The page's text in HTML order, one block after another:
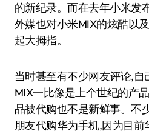
的新纪录。而在去年小米发
外媒也对小米MIX的炫酷以
起大拇指。
当时甚至有不少网友评论,自
MIX一比像是上个世纪的产
品被代购也不是新鲜事。不
朋友代购华为手机,因为目